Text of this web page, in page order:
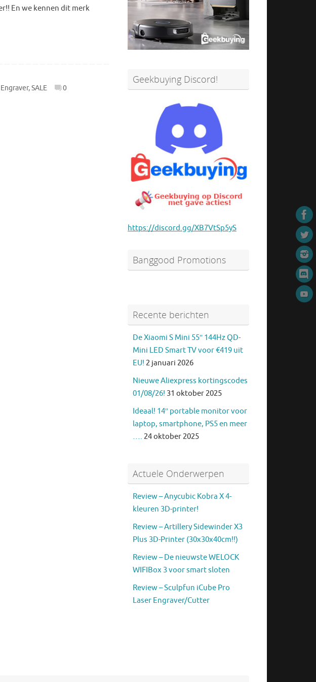
En we kennen dit merk
,SALE 0
Geekbuying Discord!
https://discord.gg/XB7VtSp5yS
Banggood Promotions
Recente berichten
De Xiaomi S Mini 55″ 144Hz QD-
Mini LED Smart TV voor €419 uit
EU! 2 januari 2026
Nieuwe Aliexpress kortingscodes
01/08/26! 31 oktober 2025
Ideaal! 14″ portable monitor voor
laptop, smartphone, PS5 en meer
…. 24 oktober 2025
Actuele Onderwerpen
Review – Anycubic Kobra X 4-
kleuren 3D-printer!
Review – Artillery Sidewinder X3
Plus 3D-Printer (30x30x40cm!!)
Review – De nieuwste WELOCK
WIFIBox 3 voor smart sloten
Review – Sculpfun iCube Pro
Laser Engraver/Cutter